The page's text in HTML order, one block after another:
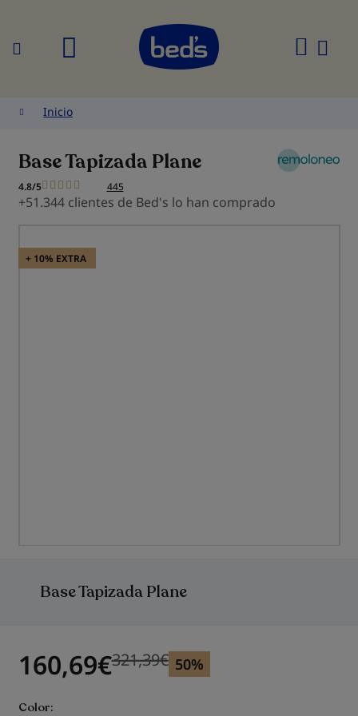
Buscar
Inicio
Base Tapizada Plane
4.8/5 445
+51.344 clientes de Bed's lo han comprado
160,69€ Precio anterior
Precio anterior 321,39
321,39€ 50%
Color
+ 10% EXTRA
al
final
de
imágenes
Base Tapizada Plane